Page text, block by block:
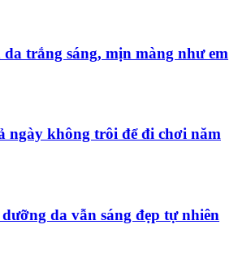
trắng sáng, mịn màng như em
ngày không trôi để đi chơi năm
da vẫn sáng đẹp tự nhiên